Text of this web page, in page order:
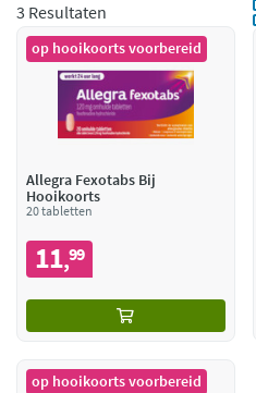
3 Resultaten
op hooikoorts voorbereid
Allegra Fexotabs Bij
Hooikoorts
20 tabletten
11,99
op hooikoorts voorbereid